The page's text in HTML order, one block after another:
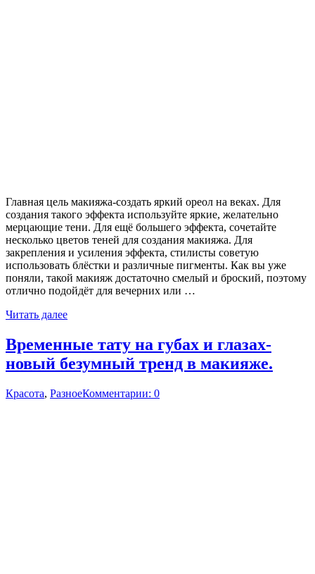
Главная цель макияжа-создать яркий ореол на веках. Для
создания такого эффекта используйте яркие, желательно
мерцающие тени. Для ещё большего эффекта, сочетайте
несколько цветов теней для создания макияжа. Для
закрепления и усиления эффекта, стилисты советую
использовать блёстки и различные пигменты. Как вы уже
поняли, такой макияж достаточно смелый и броский, поэтому
отлично подойдёт для вечерних или …
Читать далее
Временные тату на губах и глазах-
новый безумный тренд в макияже.
Красота, РазноеКомментарии: 0